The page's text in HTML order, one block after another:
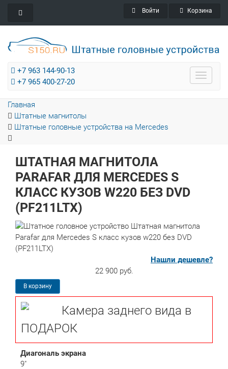
Войти Корзина
+7 963 144-90-13
+7 965 400-27-20
Toggle
Главная
Штатные магнитолы
Штатные головные устройства на Mercedes
ШТАТНАЯ МАГНИТОЛА
PARAFAR ДЛЯ MERCEDES S
КЛАСС КУЗОВ W220 БЕЗ DVD
(PF211LTX)
Нашли дешевле?
22 900 руб.
В корзину
Камера заднего вида в
ПОДАРОК
Диагональ экрана
9"